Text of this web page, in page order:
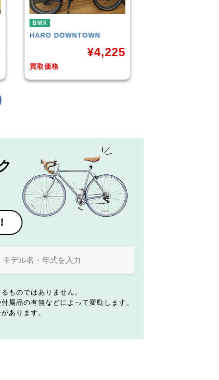
BMX
KUWAHARAKZ-01 2015年
買取価格
¥11,000
ものではありません。
属品の有無などによって変動します。
あります。